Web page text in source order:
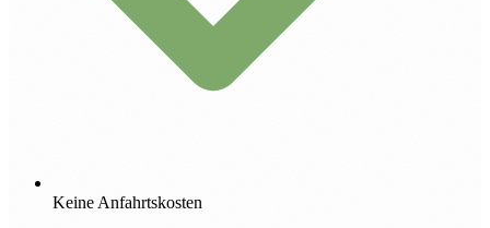
Keine Anfahrtskosten